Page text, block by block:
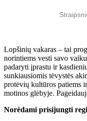
Lopšinių vakaras – tai
norintiems vesti savo
padaryti įprastu ir
sunkiausiomis tėvystės
protėvių kultūros patiems
motinos glėbyje.
Norėdami prisijungti